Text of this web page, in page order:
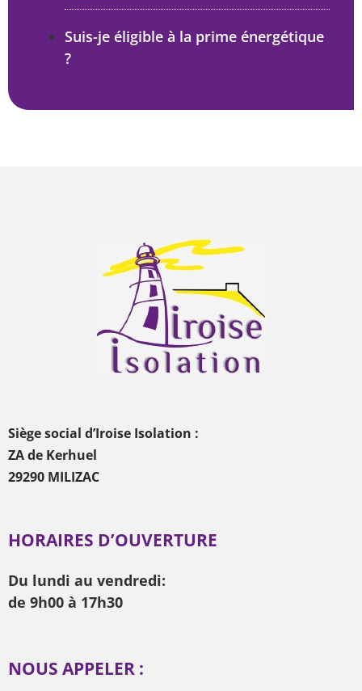
Suis-je éligible à la prime énergétique
?
Siège social d’Iroise Isolation :
ZA de Kerhuel
29290 MILIZAC
HORAIRES D’OUVERTURE
Du lundi au vendredi:
de 9h00 à 17h30
NOUS APPELER :